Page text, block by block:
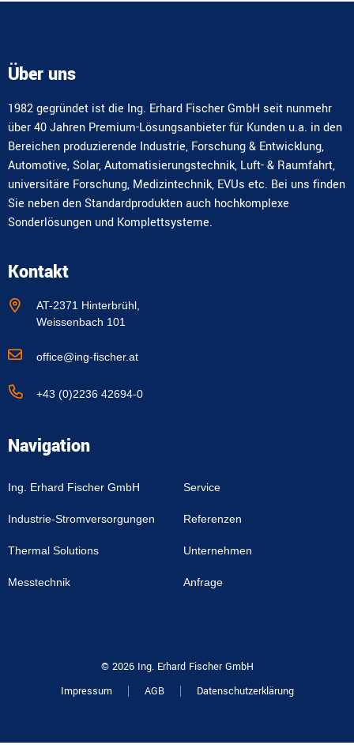
Über uns
1982 gegründet ist die Ing. Erhard Fischer GmbH seit nunmehr
über 40 Jahren Premium-Lösungsanbieter für Kunden u.a. in den
Bereichen produzierende Industrie, Forschung & Entwicklung,
Automotive, Solar, Automatisierungstechnik, Luft- & Raumfahrt,
universitäre Forschung, Medizintechnik, EVUs etc. Bei uns finden
Sie neben den Standardprodukten auch hochkomplexe
Sonderlösungen und Komplettsysteme.
Kontakt
AT-2371 Hinterbrühl,
Weissenbach 101
office@ing-fischer.at
+43 (0)2236 42694-0
Navigation
Ing. Erhard Fischer GmbH
Industrie-Stromversorgungen
Thermal Solutions
Messtechnik
Service
Referenzen
Unternehmen
Anfrage
© 2026 Ing. Erhard Fischer GmbH
Impressum
AGB Datenschutzerklärung